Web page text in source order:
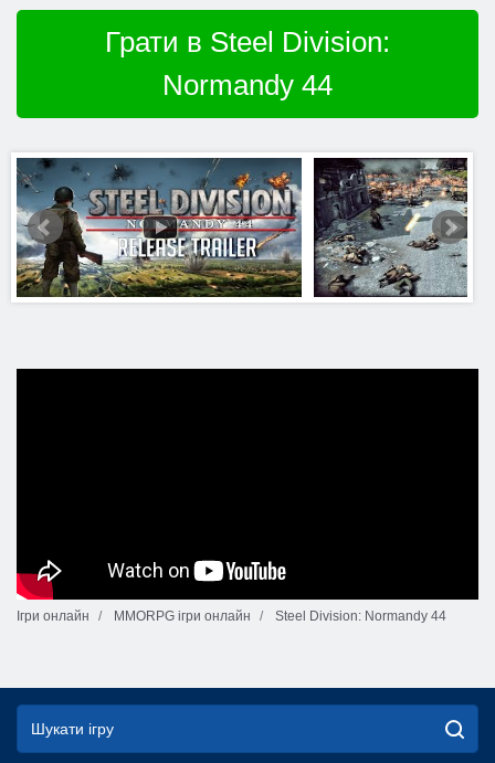
Грати в Steel Division:
Normandy 44
Ігри онлайн MMORPG ігри онлайн Steel Division: Normandy 44